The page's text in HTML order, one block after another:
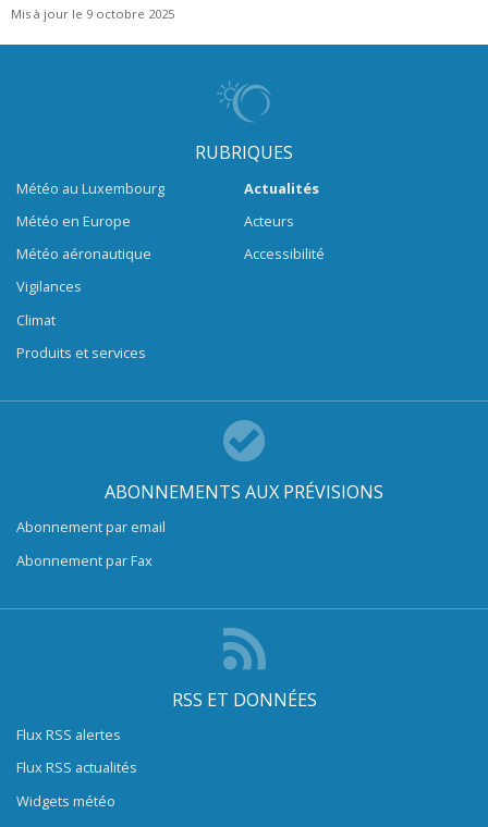
Mis à jour le 9 octobre 2025
RUBRIQUES
Météo au Luxembourg
Météo en Europe
Météo aéronautique
Vigilances
Climat
Produits et services
Actualités
Acteurs
Accessibilité
ABONNEMENTS AUX PRÉVISIONS
Abonnement par email
Abonnement par Fax
RSS ET DONNÉES
Flux RSS alertes
Flux RSS actualités
Widgets météo